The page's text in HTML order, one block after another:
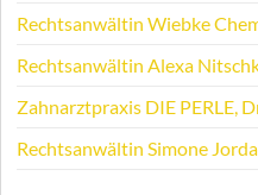
Rechtsanwältin Wiebke
Rechtsanwältin Alexa
Zahnarztpraxis DIE PERLE,
Rechtsanwältin Simone